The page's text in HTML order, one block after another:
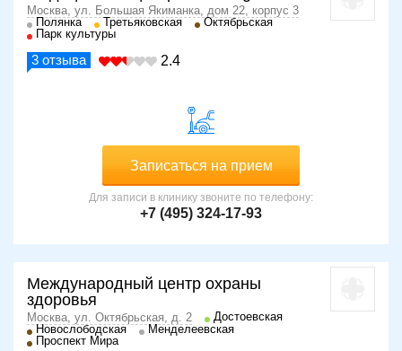
Пациента укладывают на живот, обрабатывают кожу в
области копчика антисептиком и делают между
ягодичными складками разрез длиной 5 см. Вставляют
имплантат, зашивают разрез, шов обрабатывают
кровотечения;
сильный отек ягодиц;
гиперемия ягодиц;
инфицирование швов;
Для избежания осложнений и повторных операций
следует соблюдать несколько важных рекомендаций:
носить компрессионное белье;
не посещать бани и сауны;
Москва, ул. Большая Якиманка, дом 22, корпус 3
Полянка
Третьяковская
Октябрьская
Парк культуры
3 отзыва 2.4
Записаться на прием
Для записи в клинику звоните по телефону:
+7 (495) 324-17-93
Международный центр охраны
здоровья
Москва, ул. Октябрьская, д. 2
Достоевская
Новослободская
Менделеевская
Проспект Мира